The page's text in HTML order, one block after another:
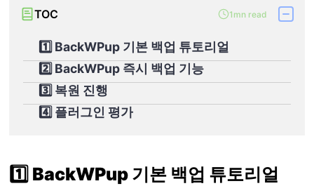
TOC 1mn read
1️⃣ BackWPup 기본 백업 튜토리얼
2️⃣ BackWPup 즉시 백업 기능
3️⃣ 복원 진행
4️⃣ 플러그인 평가
1️⃣ BackWPup 기본 백업 튜토리얼